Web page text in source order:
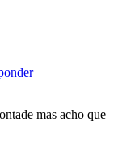
mas acho que